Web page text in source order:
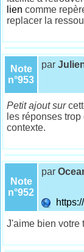
lien comme
replacer la
Note
n°953
par
Petit ajout sur
les réponses
contexte.
Note
n°952
par
J'aime bien votre